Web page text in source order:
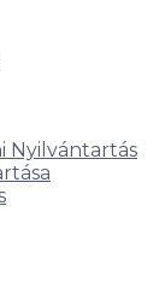
Nyilvántartás